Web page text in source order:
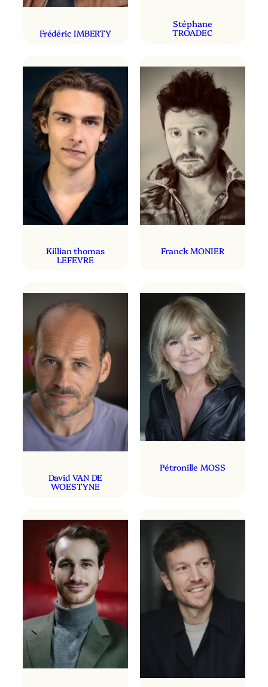
Frédéric IMBERTY
Stéphane
TROADEC
Killian thomas
LEFEVRE
Franck MONIER
David VAN DE
WOESTYNE
Pétronille MOSS